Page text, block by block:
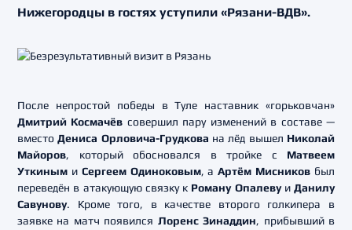
Нижегородцы в гостях уступили «Рязани-ВДВ».
После непростой победы в Туле наставник «горьковчан»
Дмитрий Космачёв совершил пару изменений в составе —
вместоДениса Орловича-Грудкова на лёд вышел Николай
Майоров, который обосновался в тройке с Матвеем
Уткиным и Сергеем Одиноковым, аАртём Мисников был
переведён в атакующую связку к Роману Опалевуи Данилу
Савунову. Кроме того, в качестве второго голкипера в
заявке на матч появился Лоренс Зинаддин, прибывший в